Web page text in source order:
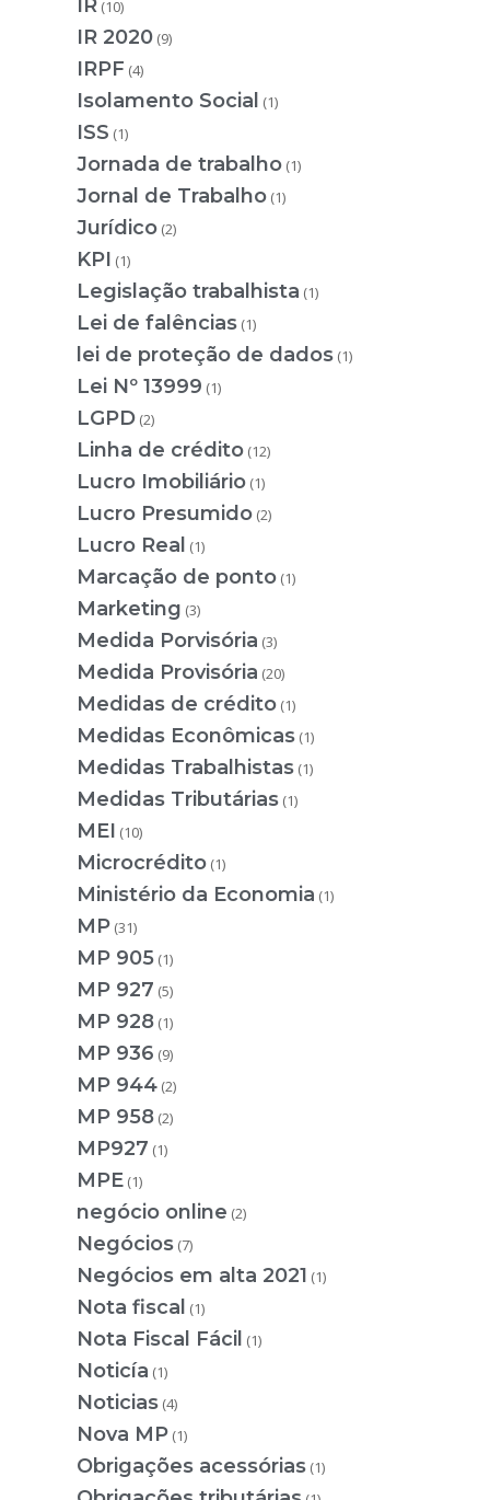
IR (10)
IR 2020 (9)
IRPF (4)
Isolamento Social (1)
ISS (1)
Jornada de trabalho (1)
Jornal de Trabalho (1)
Jurídico (2)
KPI (1)
Legislação trabalhista (1)
Lei de falências (1)
lei de proteção de dados (1)
Lei Nº 13999 (1)
LGPD (2)
Linha de crédito (12)
Lucro Imobiliário (1)
Lucro Presumido (2)
Lucro Real (1)
Marcação de ponto (1)
Marketing (3)
Medida Porvisória (3)
Medida Provisória (20)
Medidas de crédito (1)
Medidas Econômicas (1)
Medidas Trabalhistas (1)
Medidas Tributárias (1)
MEI (10)
Microcrédito (1)
Ministério da Economia (1)
MP (31)
MP 905 (1)
MP 927 (5)
MP 928 (1)
MP 936 (9)
MP 944 (2)
MP 958 (2)
MP927 (1)
MPE (1)
negócio online (2)
Negócios (7)
Negócios em alta 2021 (1)
Nota fiscal (1)
Nota Fiscal Fácil (1)
Noticía (1)
Noticias (4)
Nova MP (1)
Obrigações acessórias (1)